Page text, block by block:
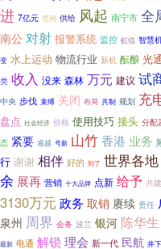
进 7亿元 范例 供给 风起 南宁市 全
南公 对射 报警系统 监控 虹信 智慧
变 水上运动 物流行业 新机 酝酿 光
类 收入 没来 森林 万元 建议 试
中央 步伐 束缚 关闭 布局 共制 规划 充
盘点 社会经济 价格 使用技巧 接头 分配
态 紧要 逾越 号新 山竹香港 业务
行 谢谢 相伴 好的 到了 世界各地
余 展再 营销 十大品牌 点新 给予 共建
3130万元 政务 取销 赓续 责任
泉州 周界 会务 波兰 银河 陈华生
最新 电通 解锁 理会 新一代 民航 井下